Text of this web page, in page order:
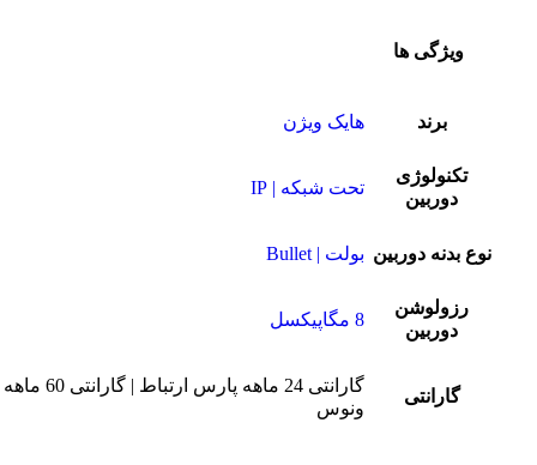
ویژگی ها
برند هایک ویژن
تکنولوژی
دوربین
تحت شبکه | IP
نوع بدنه دوربین بولت | Bullet
رزولوشن
دوربین
گارانتی
گارانتی 24 ماهه پارس ارتباط | گارانتی 60 ماهه
ونوس